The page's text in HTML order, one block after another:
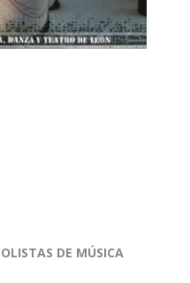
DE MÚSICA